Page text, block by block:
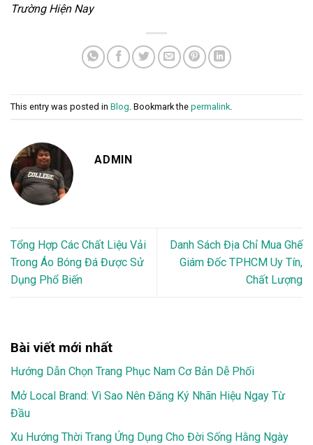
Trường Hiện Nay
This entry was posted in Blog . Bookmark the permalink
ADMIN
Tổng Hợp Các Chất Liệu Vải
Trong Áo Bóng Đá Được Sử
Dụng Phổ Biến
Danh Sách Địa Chỉ Mua Ghế
Giám Đốc TPHCM Uy Tín,
Chất Lượng
Bài viết mới nhất
Hướng Dẫn Chọn Trang Phục Nam Cơ Bản Dễ Phối
Mở Local Brand: Vì Sao Nên Đăng Ký Nhãn Hiệu Ngay Từ
Đầu
Xu Hướng Thời Trang Ứng Dụng Cho Đời Sống Hằng Ngày